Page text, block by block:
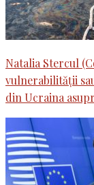
Natalia Stercul
vulnerabilității
din Ucraina